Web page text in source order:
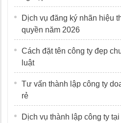
Dịch vụ đăng ký nhãn hiệu
quyền năm 2026
Cách đặt tên công ty đẹp
luật
Tư vấn thành lập công ty
rẻ
Dịch vụ thành lập công ty